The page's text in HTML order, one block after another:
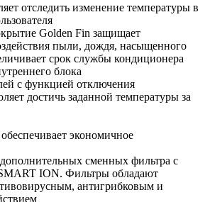
отследить изменение температуры в
Golden Fin защищает
пыли, дождя, насыщенного
срок службы кондиционера
блока
с функцией отключения
достичь заданной температуры за
экономичное
сменных фильтра с
ION. Фильтры обладают
антигрибковым и